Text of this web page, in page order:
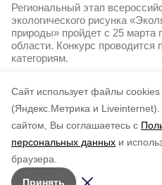
Cайт использует файлы cookies
(Яндекс.Метрика и Liveinternet).
сайтом, Вы соглашаетесь с
персональных данных и
браузера.
Принять
канал
Рассказываем о главном в
Региональный этап
экологического рисунка
природы» пройдет с 25 марта
области. Конкурс
категориям.